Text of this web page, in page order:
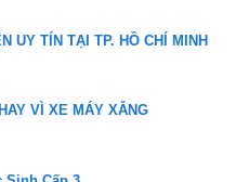
UY TÍN TẠI TP. HỒ CHÍ MINH
VÌ XE MÁY XĂNG